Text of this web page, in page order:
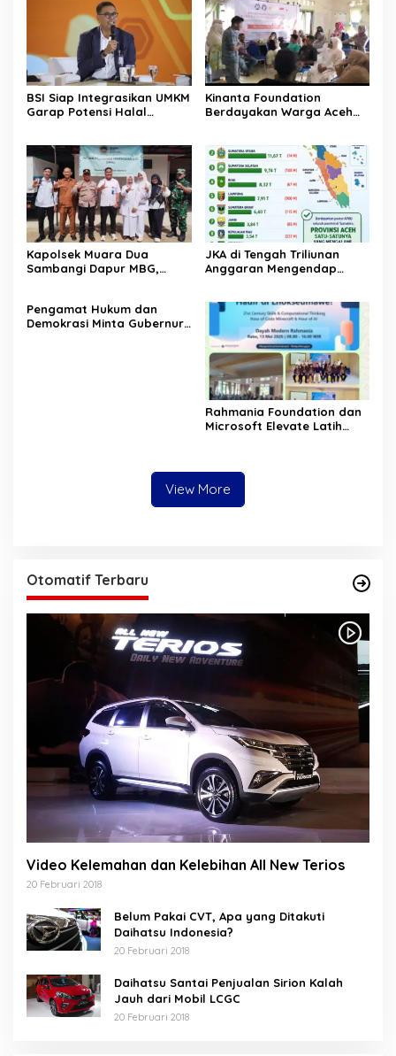
BSI Siap Integrasikan UMKM
Garap Potensi Halal
Kinanta Foundation
Berdayakan Warga Aceh
Kapolsek Muara Dua
Sambangi Dapur MBG,
Sesuai SOP
JKA di Tengah Triliunan
Anggaran Mengendap
pemerintah Aceh
‎Pengamat Hukum dan
Demokrasi Minta Gubernur
Rahmania Foundation dan
Microsoft Elevate Latih
View More
Otomatif Terbaru
Video Kelemahan dan Kelebihan All New Terios
20 Februari 2018
Belum Pakai CVT, Apa yang Ditakuti
Daihatsu Indonesia?
20 Februari 2018
Daihatsu Santai Penjualan Sirion Kalah
Jauh dari Mobil LCGC
20 Februari 2018